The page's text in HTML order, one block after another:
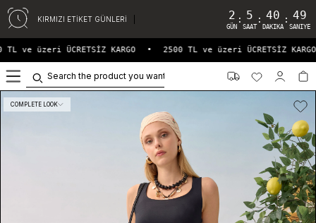
KIRMIZI ETİKET GÜNLERİ 2
GÜN
: 5
SAAT
: 40
DAKIKA
: 49
SANIYE
ve üzeri ÜCRETSİZ KARGO 2500 TL ve üzeri ÜCRETSİZ KARGO
COMPLETE LOOK